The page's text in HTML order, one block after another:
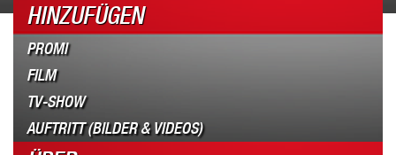
HINZUFÜGEN
PROMI
FILM
TV-SHOW
AUFTRITT (BILDER & VIDEOS)